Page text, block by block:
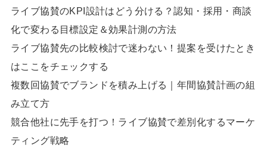
ライブ協賛のKPI設計はどう分ける？認知・採用・商談
化で変わる目標設定＆効果計測の方法
ライブ協賛先の比較検討で迷わない！提案を受けたとき
はここをチェックする
複数回協賛でブランドを積み上げる｜年間協賛計画の組
み立て方
競合他社に先手を打つ！ライブ協賛で差別化するマーケ
ティング戦略